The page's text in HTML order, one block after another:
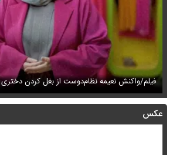
فیلم/واکنش نعیمه نظام‌دوست از بغل کردن دختری
عکس